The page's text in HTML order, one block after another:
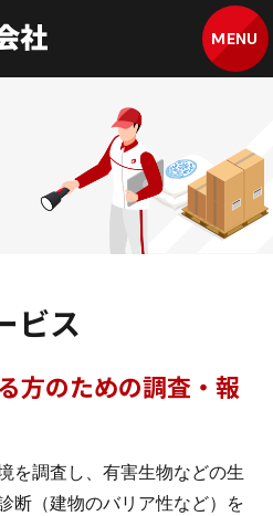
MENU
ビス
方のための調査・報
を調査し、有害生物などの生
断（建物のバリア性など）を